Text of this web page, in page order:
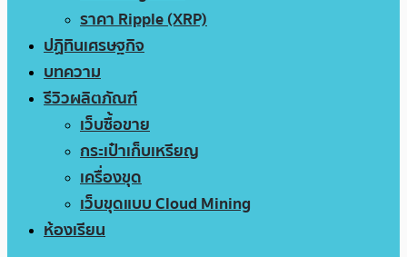
ราคา Ripple (XRP)
ปฏิทินเศรษฐกิจ
บทความ
รีวิวผลิตภัณฑ์
เว็บซื้อขาย
กระเป๋าเก็บเหรียญ
เครื่องขุด
เว็บขุดแบบ Cloud Mining
ห้องเรียน